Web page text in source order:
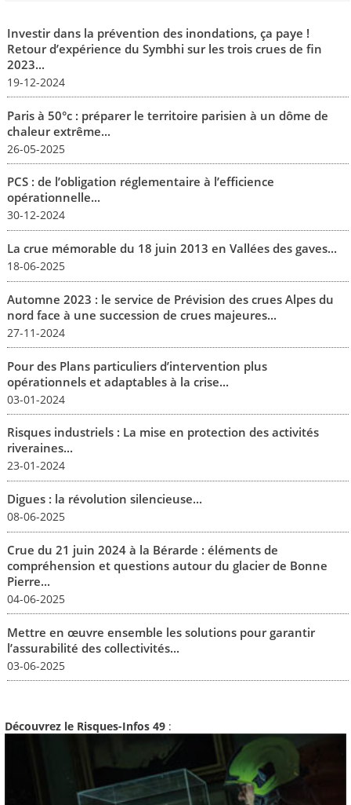
Investir dans la prévention des inondations, ça paye !
Retour d’expérience du Symbhi sur les trois crues de fin
2023...
19-12-2024
Paris à 50°c : préparer le territoire parisien à un dôme de
chaleur extrême...
26-05-2025
PCS : de l’obligation réglementaire à l’efficience
opérationnelle...
30-12-2024
La crue mémorable du 18 juin 2013 en Vallées des gaves...
18-06-2025
Automne 2023 : le service de Prévision des crues Alpes du
nord face à une succession de crues majeures...
27-11-2024
Pour des Plans particuliers d’intervention plus
opérationnels et adaptables à la crise...
03-01-2024
Risques industriels : La mise en protection des activités
riveraines...
23-01-2024
Digues : la révolution silencieuse...
08-06-2025
Crue du 21 juin 2024 à la Bérarde : éléments de
compréhension et questions autour du glacier de Bonne
Pierre...
04-06-2025
Mettre en œuvre ensemble les solutions pour garantir
l’assurabilité des collectivités...
03-06-2025
Découvrez le Risques-Infos 49 :